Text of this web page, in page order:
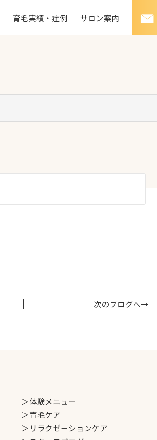
育毛実績・症例 サロン案内
次のブログへ→
＞体験メニュー
＞育毛ケア
＞リラクゼーションケア